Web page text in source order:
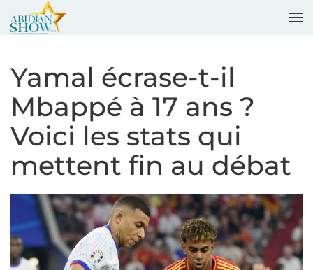
Yamal écrase-t-il
Mbappé à 17 ans ?
Voici les stats qui
mettent fin au débat